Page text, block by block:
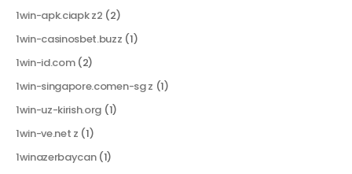
1win-apk.ciapk z2 (2)
1win-casinosbet.buzz (1)
1win-id.com(2)
1win-singapore.comen-sg z (1)
1win-uz-kirish.org (1)
1win-ve.net z (1)
1winazerbaycan(1)